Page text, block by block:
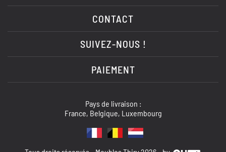
CONTACT
SUIVEZ-NOUS !
PAIEMENT
Pays de livraison :
France, Belgique, Luxembourg